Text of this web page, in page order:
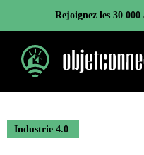
contenu
Rejoignez les 30
Industrie 4.0